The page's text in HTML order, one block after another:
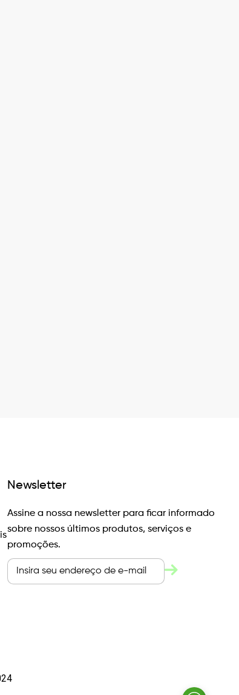
Newsletter
Assine a nossa newsletter para ficar informado
sobre nossos últimos produtos, serviços e
promoções.